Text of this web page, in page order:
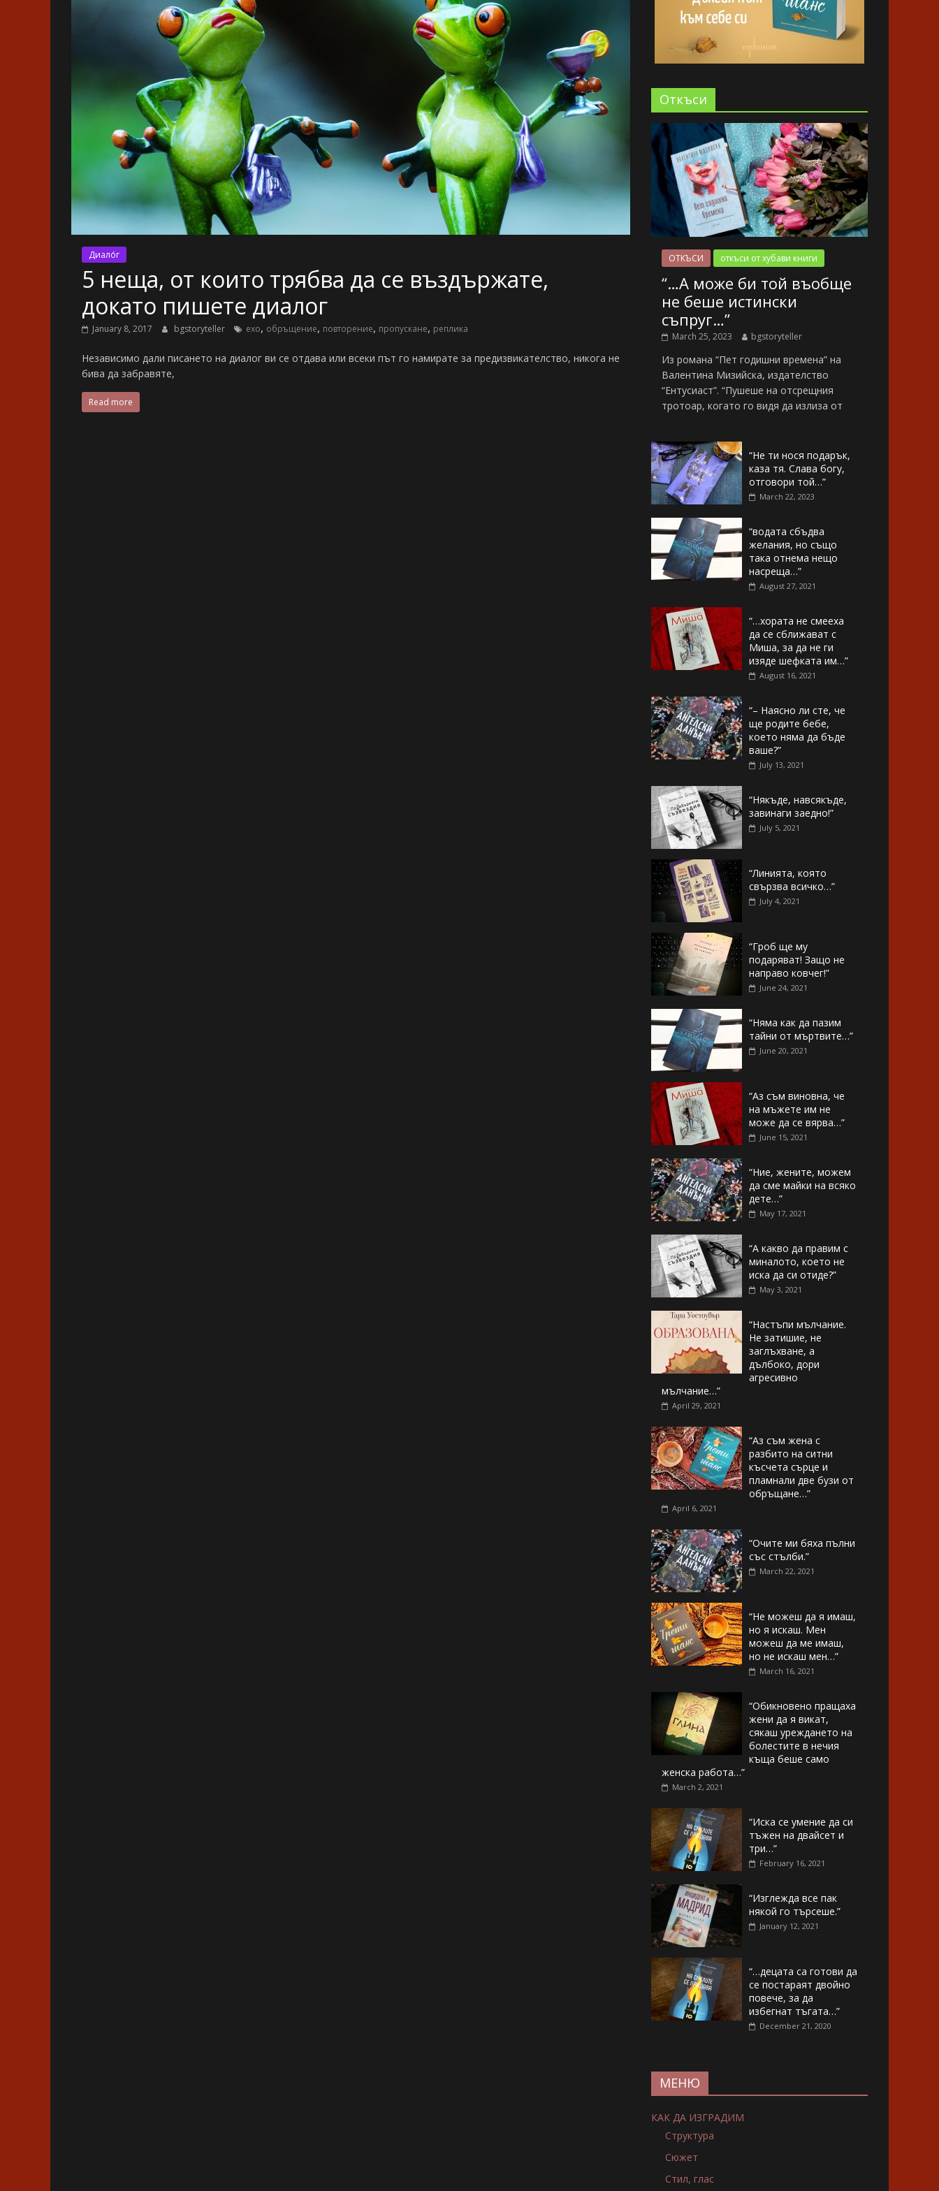
Диало́г
5 неща, от които трябва да се въздържате,
докато пишете диалог
January 8, 2017 bgstoryteller ехо, обръщение, повторение, пропускане, реплика
Независимо дали писането на диалог ви се отдава или всеки път го намирате за предизвикателство, никога не
бива да забравяте,
Read more
Oткъси
ОТКЪСИ откъси от хубави книги
“…А може би той въобще
не беше истински
съпруг…”
March 25, 2023 bgstoryteller
Из романа “Пет годишни времена” на
Валентина Мизийска, издателство
“Ентусиаст”. “Пушеше на отсрещния
тротоар, когато го видя да излиза от
“Не ти нося подарък,
каза тя. Слава богу,
отговори той…”
March 22, 2023
“водата сбъдва
желания, но също
така отнема нещо
насреща…”
August 27, 2021
“…хората не смееха
да се сближават с
Миша, за да не ги
изяде шефката им…”
August 16, 2021
“– Наясно ли сте, че
ще родите бебе,
което няма да бъде
ваше?”
July 13, 2021
“Някъде, навсякъде,
завинаги заедно!”
July 5, 2021
“Линията, която
свързва всичко…”
July 4, 2021
“Гроб ще му
подаряват! Защо не
направо ковчег!”
June 24, 2021
“Няма как да пазим
тайни от мъртвите…”
June 20, 2021
“Аз съм виновна, че
на мъжете им не
може да се вярва…”
June 15, 2021
“Ние, жените, можем
да сме майки на всяко
дете…”
May 17, 2021
“А какво да правим с
миналото, което не
иска да си отиде?”
May 3, 2021
“Настъпи мълчание.
Не затишие, не
заглъхване, а
дълбоко, дори
агресивно
мълчание…”
April 29, 2021
“Аз съм жена с
разбито на ситни
късчета сърце и
пламнали две бузи от
обръщане…”
April 6, 2021
“Очите ми бяха пълни
със стълби.”
March 22, 2021
“Не можеш да я имаш,
но я искаш. Мен
можеш да ме имаш,
но не искаш мен…”
March 16, 2021
“Обикновено пращаха
жени да я викат,
сякаш уреждането на
болестите в нечия
къща беше само
женска работа…”
March 2, 2021
“Иска се умение да си
тъжен на двайсет и
три…”
February 16, 2021
“Изглежда все пак
някой го търсеше.”
January 12, 2021
“…децата са готови да
се постараят двойно
повече, за да
избегнат тъгата…”
December 21, 2020
МЕНЮ
КАК ДА ИЗГРАДИМ
Структура
Сюжет
Стил, глас